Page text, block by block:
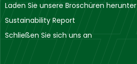
Laden Sie unsere Broschüren herunter
Sustainability Report
Schließen Sie sich uns an